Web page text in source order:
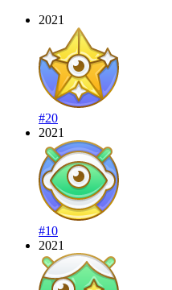
2021
#20
2021
#10
2021